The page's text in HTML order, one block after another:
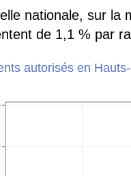
nationale, sur
de 1,1 % par
autorisés en